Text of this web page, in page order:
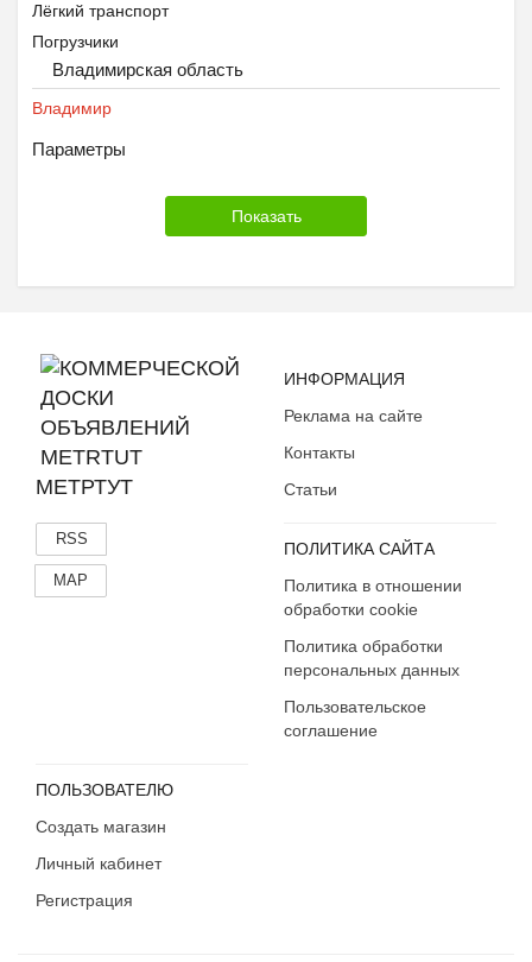
Лёгкий транспорт
Погрузчики
Прицепы
Сельхозтехника
Техника для лесозаготовки
Владимирская область
Владимир
Параметры
МЕТРТУТ
RSS
MAP
ИНФОРМАЦИЯ
Реклама на сайте
Контакты
Статьи
ПОЛИТИКА САЙТА
Политика в отношении
обработки cookie
Политика обработки
персональных данных
Пользовательское
соглашение
ПОЛЬЗОВАТЕЛЮ
Создать магазин
Личный кабинет
Регистрация